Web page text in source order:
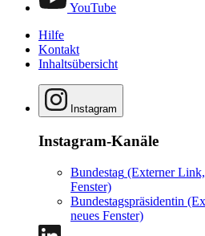
YouTube
Hilfe
Kontakt
Inhaltsübersicht
Instagram
Instagram-Kanäle
Bundestag (Externer
Fenster)
Bundestagspräsidentin
neues Fenster)